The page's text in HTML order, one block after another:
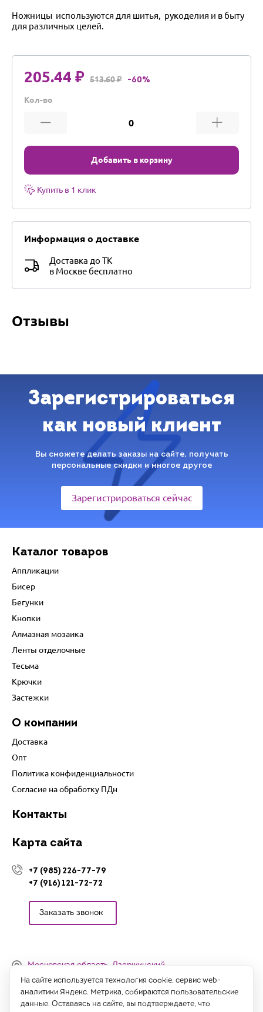
Ножницы используются для шитья, рукоделия и в быту
для различных целей.
205.44 ₽ 513.60 ₽ -60%
Кол-во
Добавить в корзину
Купить в 1 клик
Информация о доставке
Доставка до ТК
в Москве бесплатно
Отзывы
Зарегистрироваться
как новый клиент
Вы сможете делать заказы на сайте, получать
персональные скидки и многое другое
Зарегистрироваться сейчас
Каталог товаров
Аппликации
Бисер
Бегунки
Кнопки
Алмазная мозаика
Ленты отделочные
Тесьма
Крючки
Застежки
О компании
Доставка
Опт
Политика конфиденциальности
Согласие на обработку ПДн
Контакты
Карта сайта
+7 (985) 226-77-79
+7 (916) 121-72-72
Заказать звонок
Московская область, Дзержинский,
Денисьевский проезд, 15 (офис)
Часы работы:
с 09:00 до 18:00, сб-вс - выходные
На сайте используется технология cookie, сервис web-
аналитики Яндекс. Метрика, собираются пользовательские
данные. Оставаясь на сайте, вы подтверждаете, что